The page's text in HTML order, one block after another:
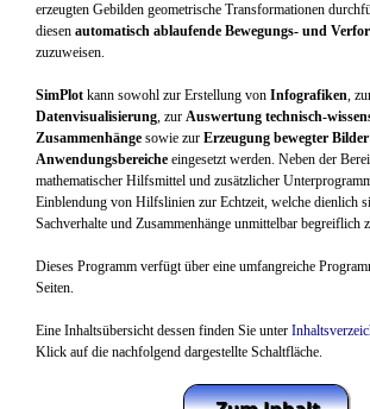
erzeugten Gebilden geometrische Transformationen
diesen automatisch ablaufende Bewegungs- und
zuzuweisen.
SimPlot kann sowohl zur Erstellung von Infografiken,
Datenvisualisierung, zur Auswertung technisch-
Zusammenhänge sowie zur Erzeugung bewegter Bilder
Anwendungsbereiche eingesetzt werden. Neben der
mathematischer Hilfsmittel und zusätzlicher
Einblendung von Hilfslinien zur Echtzeit, welche dienlich
Sachverhalte und Zusammenhänge unmittelbar begreiflich
Dieses Programm verfügt über eine umfangreiche
Seiten.
Eine Inhaltsübersicht dessen finden Sie unter
Klick auf die nachfolgend dargestellte Schaltfläche.